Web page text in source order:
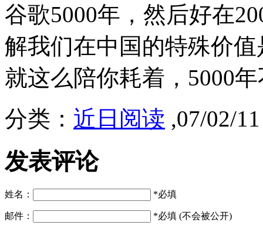
谷歌5000年，然后好在
解我们在中国的特殊价
就这么陪你耗着，5000
分类： 近日阅读 ,07/02/
发表评论
姓名： *必填
邮件： *必填 (不会被公开)